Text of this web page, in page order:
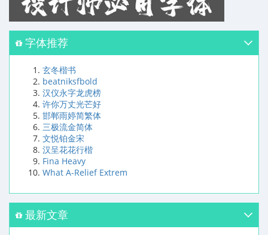
字体推荐
玄冬楷书
beatniksfbold
汉仪永字龙虎榜
许你万丈光芒好
邯郸雨婷简繁体
三极流金简体
文悦铂金宋
汉呈花花行楷
Fina Heavy
What A-Relief Extrem
最新文章